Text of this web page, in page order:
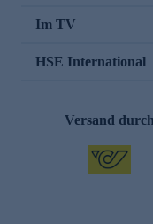
Im TV
HSE International
Versand durch